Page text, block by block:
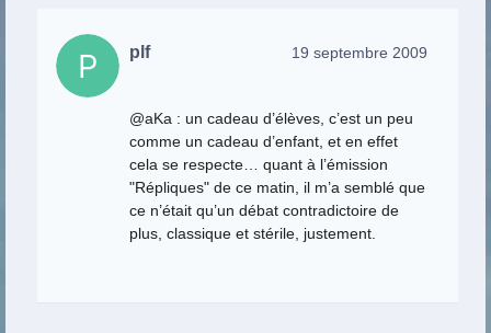
plf 19 septembre 2009
@aKa : un cadeau d’élèves, c’est un peu
comme un cadeau d’enfant, et en effet
cela se respecte… quant à l’émission
"Répliques" de ce matin, il m’a semblé que
ce n’était qu’un débat contradictoire de
plus, classique et stérile, justement.